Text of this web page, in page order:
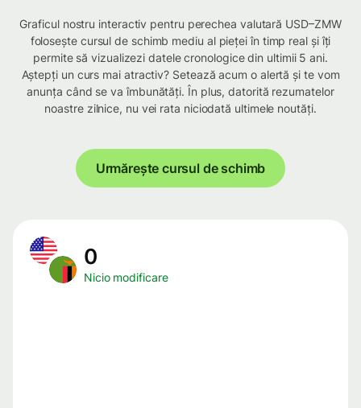
Graficul nostru interactiv pentru perechea valutară USD–ZMW
folosește cursul de schimb mediu al pieței în timp real și îți
permite să vizualizezi datele cronologice din ultimii 5 ani.
Aștepți un curs mai atractiv? Setează acum o alertă și te vom
anunța când se va îmbunătăți. În plus, datorită rezumatelor
noastre zilnice, nu vei rata niciodată ultimele noutăți.
Urmărește cursul de schimb
0
Nicio modificare